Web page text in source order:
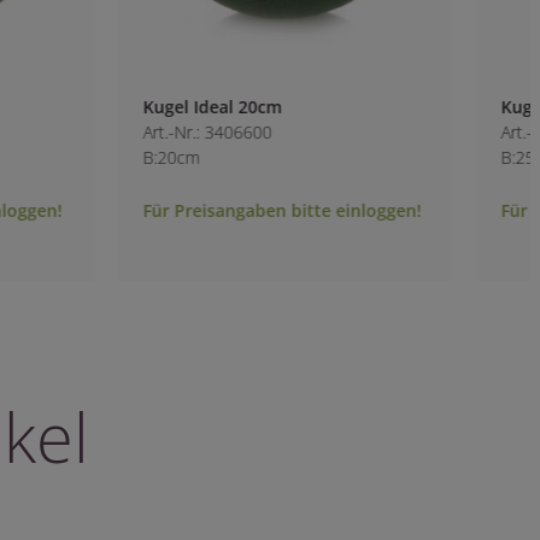
Kugel Ideal 20cm
Art.-Nr.: 3406600
Für Preisangaben bitte einloggen!
Kugel Ideal 25cm
Art.-Nr.: 3406610
Für